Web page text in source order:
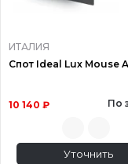
ИТАЛИЯ
Спот Ideal Lux Mouse
10 140 ₽ По
Уточнить